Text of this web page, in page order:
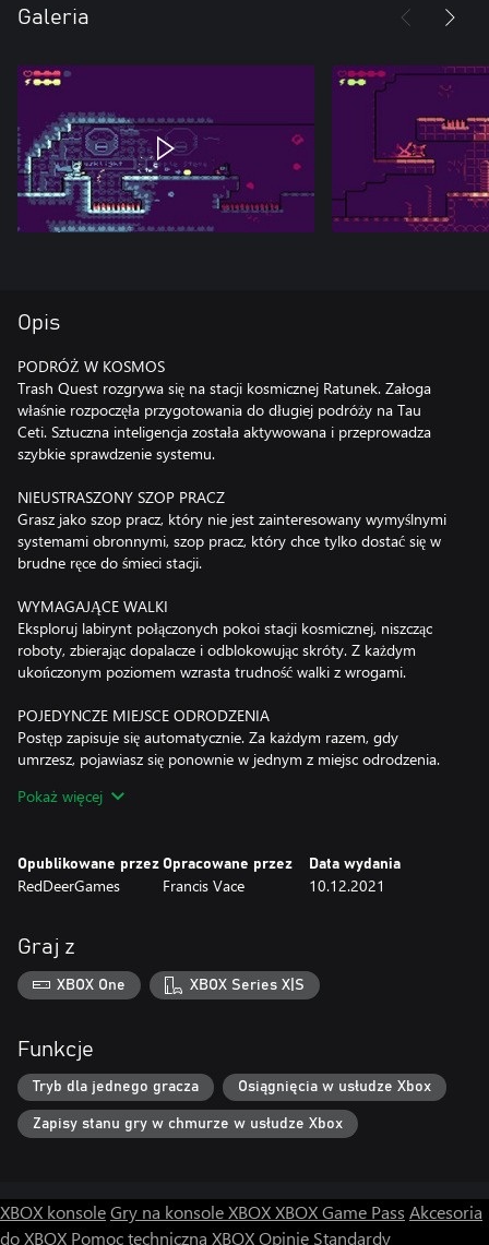
Galeria
Opis
PODRÓŻ W KOSMOS
Trash Quest rozgrywa się na stacji kosmicznej Ratunek. Załoga
właśnie rozpoczęła przygotowania do długiej podróży na Tau
Ceti. Sztuczna inteligencja została aktywowana i przeprowadza
szybkie sprawdzenie systemu.
NIEUSTRASZONY SZOP PRACZ
Grasz jako szop pracz, który nie jest zainteresowany wymyślnymi
systemami obronnymi, szop pracz, który chce tylko dostać się w
brudne ręce do śmieci stacji.
WYMAGAJĄCE WALKI
Eksploruj labirynt połączonych pokoi stacji kosmicznej, niszcząc
roboty, zbierając dopalacze i odblokowując skróty. Z każdym
ukończonym poziomem wzrasta trudność walki z wrogami.
POJEDYNCZE MIEJSCE ODRODZENIA
Postęp zapisuje się automatycznie. Za każdym razem, gdy
umrzesz, pojawiasz się ponownie w jednym z miejsc odrodzenia.
Pokaż więcej
Opublikowane przez
RedDeerGames
Opracowane przez
Francis Vace
Data wydania
10.12.2021
Graj z
XBOX One XBOX Series X|S
Funkcje
Tryb dla jednego gracza Osiągnięcia w usłudze Xbox
Zapisy stanu gry w chmurze w usłudze Xbox
XBOX konsoleGry na konsole XBOXXBOX Game Pass Akcesoria
do XBOX Pomoc techniczna XBOXOpinie Standardy